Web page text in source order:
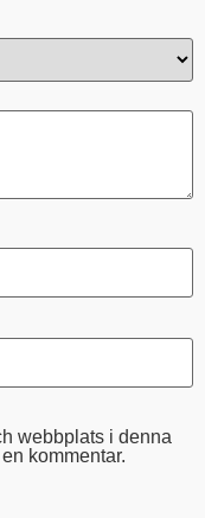
webbplats i denna
kommentar.